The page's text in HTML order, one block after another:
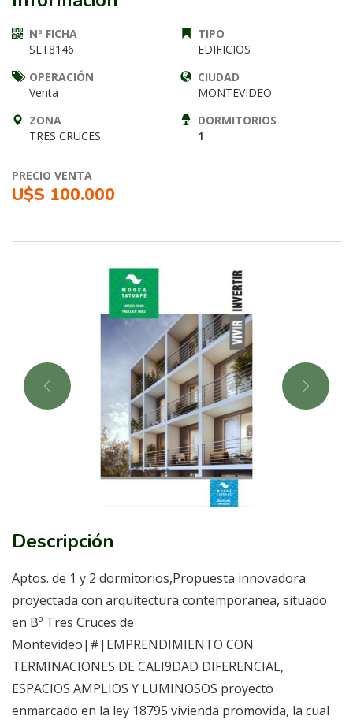
Nº FICHA
SLT8146
TIPO
EDIFICIOS
OPERACIÓN
Venta
CIUDAD
MONTEVIDEO
ZONA
TRES CRUCES
DORMITORIOS
1
PRECIO VENTA
U$S 100.000
Descripción
Aptos. de 1 y 2 dormitorios,Propuesta innovadora
proyectada con arquitectura contemporanea, situado
en Bº Tres Cruces de
Montevideo|#|EMPRENDIMIENTO CON
TERMINACIONES DE CALI9DAD DIFERENCIAL,
ESPACIOS AMPLIOS Y LUMINOSOS proyecto
enmarcado en la ley 18795 vivienda promovida, la cual